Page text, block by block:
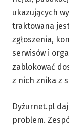
ukazujących
traktowana
zgłoszenia,
serwisów i
zablokować
z nich znika z
Dyżurnet.pl
problem.